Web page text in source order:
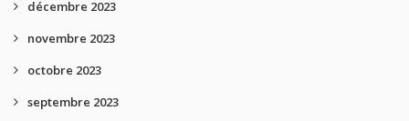
décembre 2023
novembre 2023
octobre 2023
septembre 2023